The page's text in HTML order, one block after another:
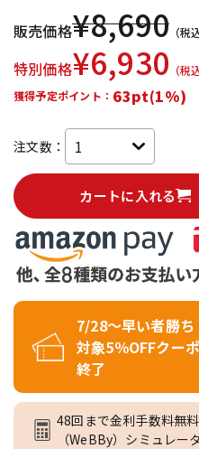
販売価格¥8,690 （税
特別価格¥6,930 （税
獲得予定ポイント： 63pt(1%)
注文数：
カートに入れる
7/28～早い者勝
対象5％OFFクー
終了
48回まで金利手数料無
（WeBBy）シミュレー